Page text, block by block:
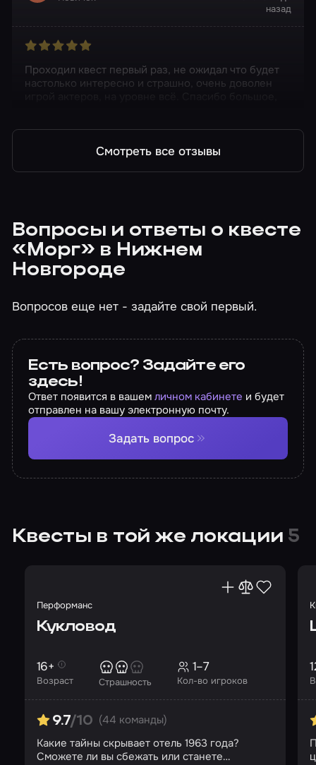
назад
Проходил квест первый раз, не ожидал что будет
настолько интересно и страшно, очень доволен
Смотреть все отзывы
Вопросы и ответы о квесте
«Морг» в Нижнем
Новгороде
Вопросов еще нет - задайте свой первый.
Есть вопрос? Задайте его
здесь!
Ответ появится в вашем личном кабинете и будет
отправлен на вашу электронную почту.
Задать вопрос
Квесты в той же локации 5
Перформанс
Кукловод
Возраст
16+
Страшность Кол-во игроков
1–7
9.7/10 (44 команды)
Какие тайны скрывает отель 1963 года?
Сможете ли вы сбежать или станете